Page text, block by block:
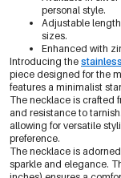
personal style.
Adjustable
sizes.
Enhanced with
Introducing the
piece designed for the
features a minimalist
The necklace is crafted
and resistance to
allowing for versatile
preference.
The necklace is
sparkle and elegance.